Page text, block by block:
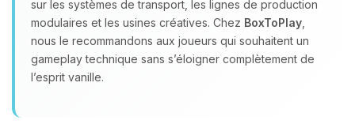
sur les systèmes de transport, les lignes de production
modulaires et les usines créatives. Chez BoxToPlay
nous le recommandons aux joueurs qui souhaitent un
gameplay technique sans s’éloigner complètement de
l’esprit vanille.